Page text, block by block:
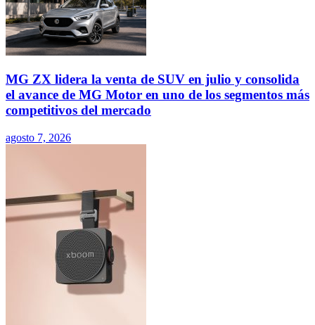
MG ZX lidera la venta de SUV en julio y consolida
el avance de MG Motor en uno de los segmentos más
competitivos del mercado
agosto 7, 2026